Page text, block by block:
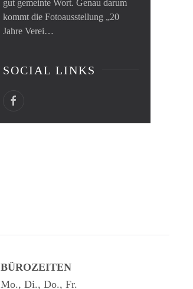
gut gemeinte Wort. Genau darum
kommt die Fotoausstellung „20
Jahre Verei…
SOCIAL LINKS
BÜROZEITEN
Mo., Di., Do., Fr.